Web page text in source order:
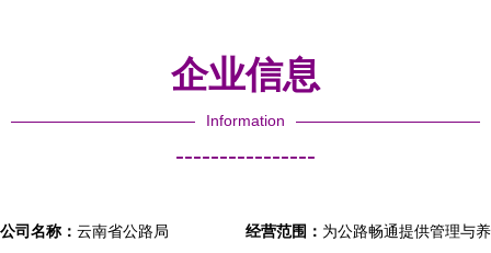
企业信息
Information
----------------
公司名称： 云南省公路局
经营范围： 为公路畅通提供管理与养